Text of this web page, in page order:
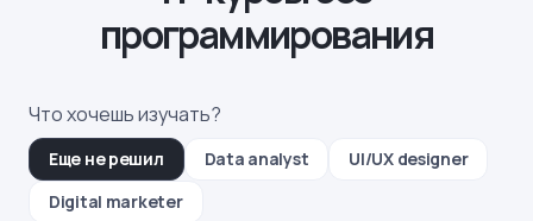
программирования
Что хочешь изучать?
Еще не решил Data analyst
UI/UX designer
Digital marketer